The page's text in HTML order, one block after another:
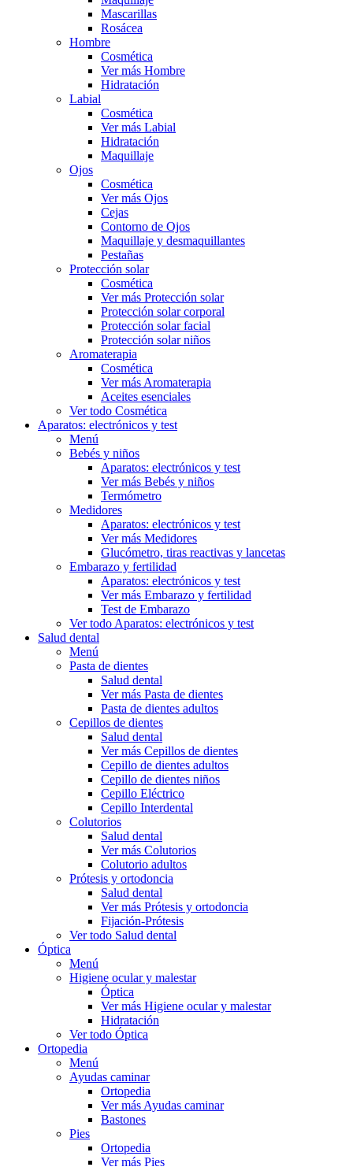
Mascarillas
Rosácea
Hombre
Cosmética
Ver más Hombre
Hidratación
Labial
Cosmética
Ver más Labial
Hidratación
Maquillaje
Ojos
Cosmética
Ver más Ojos
Cejas
Contorno de Ojos
Maquillaje y desmaquillantes
Pestañas
Protección solar
Cosmética
Ver más Protección solar
Protección solar corporal
Protección solar facial
Protección solar niños
Aromaterapia
Cosmética
Ver más Aromaterapia
Aceites esenciales
Ver todo Cosmética
Aparatos: electrónicos y test
Menú
Bebés y niños
Aparatos: electrónicos y test
Ver más Bebés y niños
Termómetro
Medidores
Aparatos: electrónicos y test
Ver más Medidores
Glucómetro, tiras reactivas y lancetas
Embarazo y fertilidad
Aparatos: electrónicos y test
Ver más Embarazo y fertilidad
Test de Embarazo
Ver todo Aparatos: electrónicos y test
Salud dental
Menú
Pasta de dientes
Salud dental
Ver más Pasta de dientes
Pasta de dientes adultos
Cepillos de dientes
Salud dental
Ver más Cepillos de dientes
Cepillo de dientes adultos
Cepillo de dientes niños
Cepillo Eléctrico
Cepillo Interdental
Colutorios
Salud dental
Ver más Colutorios
Colutorio adultos
Prótesis y ortodoncia
Salud dental
Ver más Prótesis y ortodoncia
Fijación-Prótesis
Ver todo Salud dental
Óptica
Menú
Higiene ocular y malestar
Óptica
Ver más Higiene ocular y malestar
Hidratación
Ver todo Óptica
Ortopedia
Menú
Ayudas caminar
Ortopedia
Ver más Ayudas caminar
Bastones
Pies
Ortopedia
Ver más Pies